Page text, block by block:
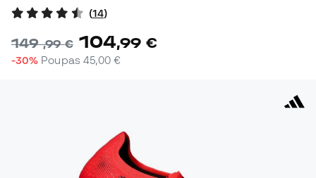
(14)
149,99 € 104,99 €
-30% Poupas 45,00 €